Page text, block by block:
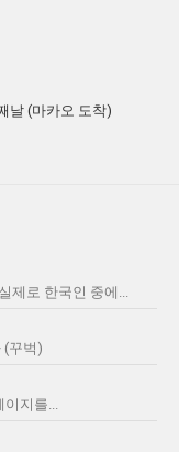
날 (마카오 도착)
제로 한국인 중에...
(꾸벅)
이지를...